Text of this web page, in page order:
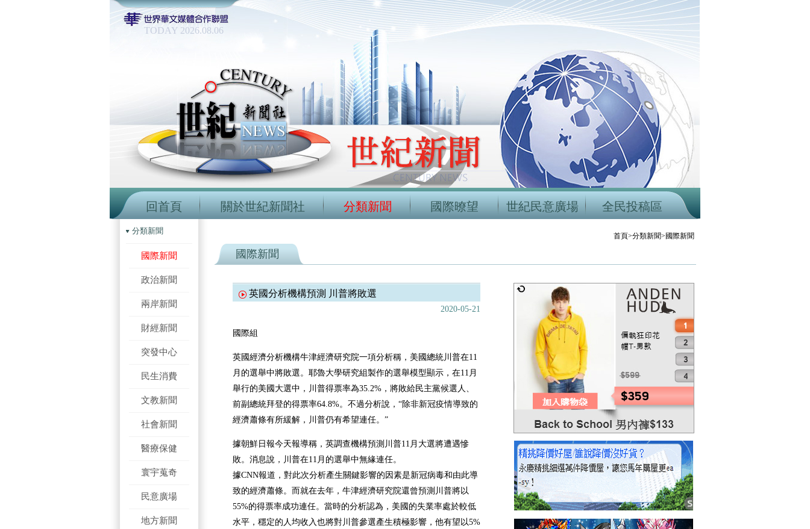
TODAY 2026.08.06
回首頁 關於世紀新聞社 分類新聞 國際暸望 世紀民意廣場 全民投稿區
分類新聞
國際新聞
政治新聞
兩岸新聞
財經新聞
突發中心
民生消費
文教新聞
社會新聞
醫療保健
寰宇蒐奇
民意廣場
地方新聞
首頁>分類新聞>國際新聞
國際新聞
英國分析機構預測 川普將敗選
2020-05-21
國際組
英國經濟分析機構牛津經濟研究院一項分析稱，美國總統川普在11
月的選舉中將敗選。耶魯大學研究組製作的選舉模型顯示，在11月
舉行的美國大選中，川普得票率為35.2%，將敗給民主黨候選人、
前副總統拜登的得票率64.8%。不過分析說，“除非新冠疫情導致的
經濟蕭條有所緩解，川普仍有希望連任。”
據朝鮮日報今天報導稱，英調查機構預測川普11月大選將遭遇慘
敗。消息說，川普在11月的選舉中無緣連任。
據CNN報道，對此次分析產生關鍵影響的因素是新冠病毒和由此導
致的經濟蕭條。而就在去年，牛津經濟研究院還曾預測川普將以
55%的得票率成功連任。當時的分析認為，美國的失業率處於較低
水平，穩定的人均收入也將對川普參選產生積極影響，他有望以5%